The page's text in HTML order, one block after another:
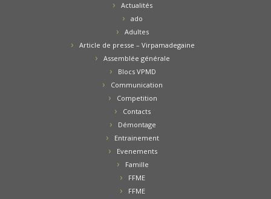
Actualités
ado
Adultes
Article de presse – Virpamadegaine
Assemblée générale
Blocs VPMD
Communication
Competition
Contacts
Démontage
Entrainement
Evenements
Famille
FFME
FFME